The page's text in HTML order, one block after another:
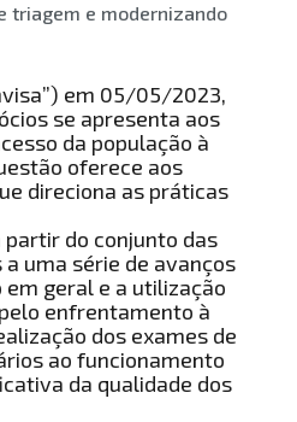
triagem e modernizando
em 05/05/2023,
se apresenta aos
da população à
oferece aos
direciona as práticas
partir do conjunto das
uma série de avanços
geral e a utilização
enfrentamento à
dos exames de
ao funcionamento
da qualidade dos